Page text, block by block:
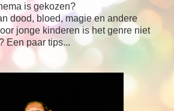
is gekozen?
dood, bloed, magie en andere
jonge kinderen is het genre niet
Een paar tips...